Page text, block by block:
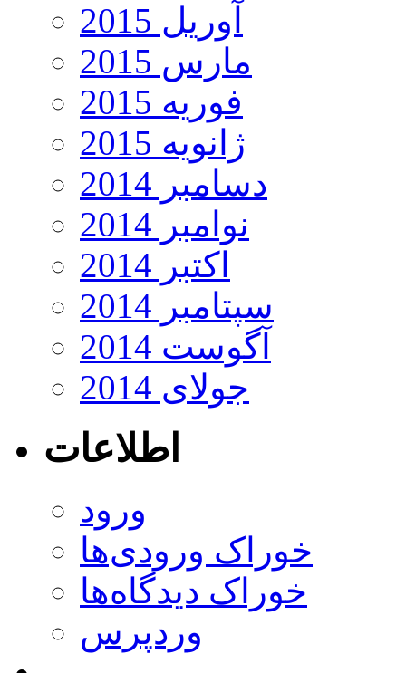
آوریل 2015
مارس 2015
فوریه 2015
ژانویه 2015
دسامبر 2014
نوامبر 2014
اکتبر 2014
سپتامبر 2014
آگوست 2014
جولای 2014
اطلاعات
ورود
خوراک ورودی‌ها
خوراک دیدگاه‌ها
وردپرس